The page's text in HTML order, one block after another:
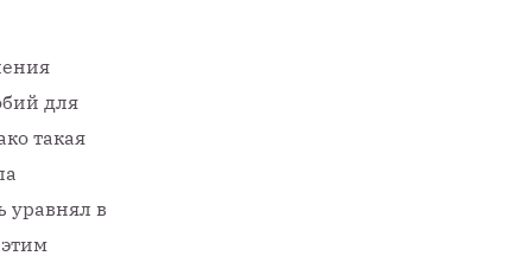
для
такая
уравнял в